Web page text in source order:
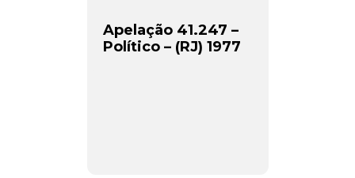
Apelação 41.247 –
Político – (RJ) 1977